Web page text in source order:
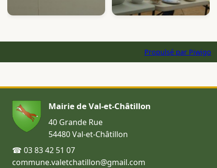
Propulsé par Piwigo
Mairie de Val-et-Châtillon
40 Grande Rue
54480 Val-et-Châtillon
☎ 03 83 42 51 07
commune.valetchatillon@gmail.com